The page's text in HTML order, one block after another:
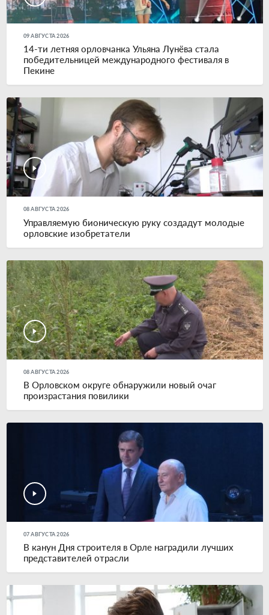
09 АВГУСТА 2026
14-ти летняя орловчанка Ульяна Лунёва стала
победительницей международного фестиваля в
Пекине
08 АВГУСТА 2026
Управляемую бионическую руку создадут молодые
орловские изобретатели
08 АВГУСТА 2026
В Орловском округе обнаружили новый очаг
произрастания повилики
07 АВГУСТА 2026
В канун Дня строителя в Орле наградили лучших
представителей отрасли